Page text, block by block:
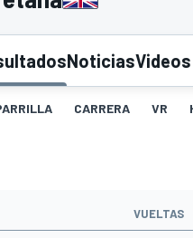
NoticiasVideos
CARRERA VR
VUELTAS